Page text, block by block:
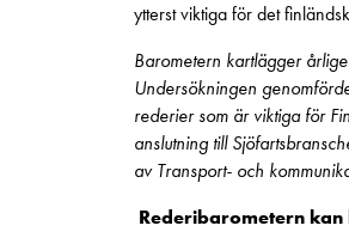
ytterst viktiga för det
Barometern kartlägger
Undersökningen
rederier som är viktiga för
anslutning till
av Transport- och
Rederibarometern kan